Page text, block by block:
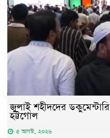
জুলাই শহীদদের ডকুমেন্টারি
হট্টগোল
৫ আগস্ট, ২০২৬